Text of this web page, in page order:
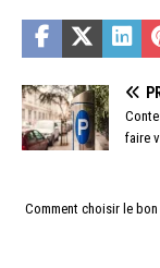
faire
Comment choisir le